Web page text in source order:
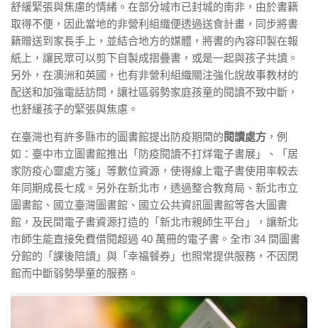
舒緩緊張與焦慮的情緒。在部分城市已封城的南非，由於書籍
取得不便，因此當地的非營利組織便透過送食計畫，同步將書
籍贈送到家長手上，並結合地方的媒體，將書的內容印製在報
紙上，讓民眾可以剪下自製成摺疊書，或是一起與孩子共讀。
另外，在澳洲和英國，也有非營利組織關注強化說故事教材的
配送和加強電話訪問，讓社區弱勢家庭孩童的閱讀不致中斷，
也舒緩孩子的緊張與焦慮。
在臺灣也有許多縣市的圖書館提出防疫期間的 閱讀處方 ，例
如：臺中市立圖書館推出「防疫閱讀不打烊電子書展」、「居
家防疫心靈處方箋」等數位資源，使得線上電子書使用率較去
年同期成長七成。另外在新北市，透過整合教育局、新北市立
圖書館、國立臺灣圖書館、國立公共資訊圖書館等各大圖書
館，及民間電子書資源打造的「新北市親師生平台」，讓新北
市師生能直接免費借閱超過 40 萬冊的電子書。全市 34 間圖書
分館的「課後陪讀」與「幸福餐券」也照常提供服務，不因閉
館而中斷弱勢學童的服務。